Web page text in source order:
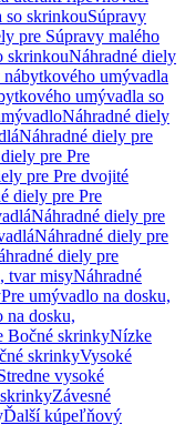
so skrinkouSúpravy
pre Súpravy malého
skrinkouNáhradné diely
nábytkového umývadla
umývadla so
Náhradné diely
Náhradné diely pre
pre Pre
pre Pre dvojité
diely pre Pre
Náhradné diely pre
Náhradné diely pre
diely pre
tvar misyNáhradné
Pre umývadlo na dosku,
na dosku,
Bočné skrinkyNízke
skrinkyVysoké
vysoké
Závesné
Ďalší kúpeľňový